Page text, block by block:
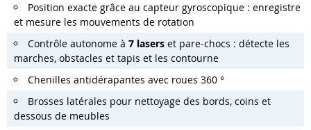
Position exacte grâce au capteur gyroscopique : enregistre
et mesure les mouvements de rotation
Contrôle autonome à 7 lasers et pare-chocs : détecte les
marches, obstacles et tapis et les contourne
Chenilles antidérapantes avec roues 360 °
Brosses latérales pour nettoyage des bords, coins et
dessous de meubles